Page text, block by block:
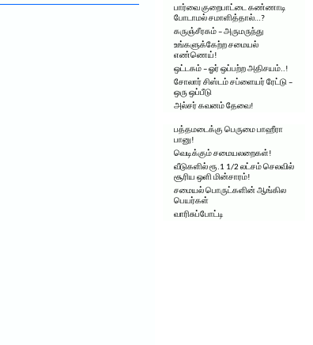
பார்வை குறைபாட்டை கண்ணாடி
போடாமல் சமாளித்தால்…?
கருஞ்சீரகம் – அருமருந்து
உங்களுக்கேற்ற சமையல்
எண்ணெய்!
ஒட்டகம் – ஓர் ஒப்பற்ற அதிசயம்..!
சோலார் சிஸ்டம் சப்ளையர் ரேட்டு –
ஒரு ஒப்பீடு
அல்சர் கவனம் தேவை!
பத்தமடைக்கு பெருமை பாஹீரா
பானு!
வெடிக்கும் சமையலறைகள்!
வீடுகளில் ரூ.1 1/2 லட்சம் செலவில்
சூரிய ஒளி மின்சாரம்!
சமையல் பொருட்களின் ஆங்கில
பெயர்கள்
வாரிசுப்போட்டி